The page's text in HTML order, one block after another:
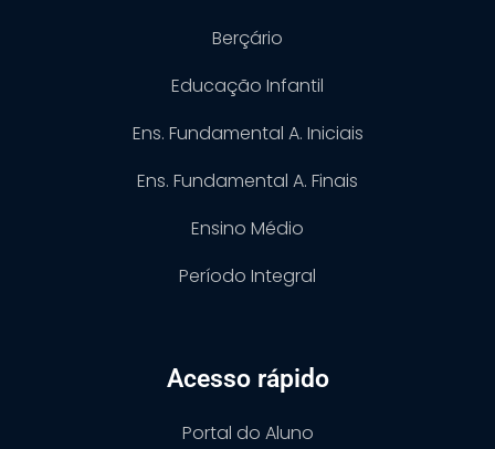
Berçário
Educação Infantil
Ens. Fundamental A. Iniciais
Ens. Fundamental A. Finais
Ensino Médio
Período Integral
Acesso rápido
Portal do Aluno